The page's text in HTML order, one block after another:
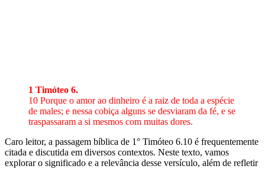
1 Timóteo 6.
10 Porque o amor ao dinheiro é a raiz de toda a espécie
de males; e nessa cobiça alguns se desviaram da fé, e se
traspassaram a si mesmos com muitas dores.
Caro leitor, a passagem bíblica de 1° Timóteo 6.10 é frequentemente
citada e discutida em diversos contextos. Neste texto, vamos
explorar o significado e a relevância desse versículo, além de refletir